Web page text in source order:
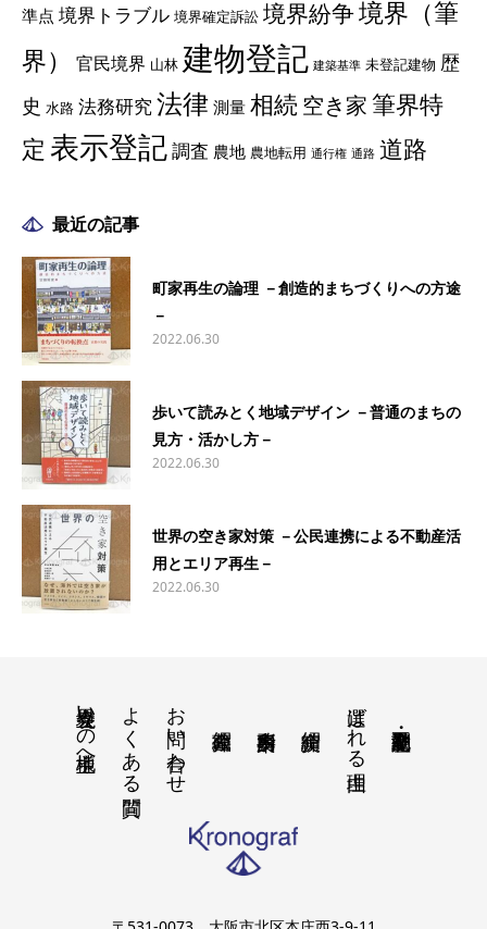
準点 境界トラブル 境界確定訴訟 境界紛争境界（筆
界）
官民境界 山林 建物登記 建築基準 未登記建物 歴
史 水路 法務研究法律 測量 相続空き家筆界特
定 表示登記調査 農地 農地転用 通行権 通路 道路
最近の記事
町家再生の論理 －創造的まちづくりへの方途
－
2022.06.30
歩いて読みとく地域デザイン －普通のまちの
見方・活かし方－
2022.06.30
世界の空き家対策 －公民連携による不動産活
用とエリア再生－
2022.06.30
選ばれる理由
お問い合わせ
よくある質問
境界立会いの地主様へ